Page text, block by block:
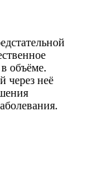
объёме.
через неё